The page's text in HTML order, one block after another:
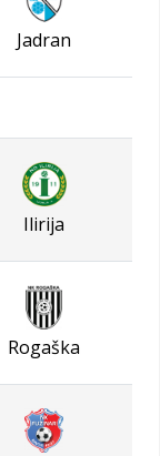
Jadran
Ilirija
Rogaška